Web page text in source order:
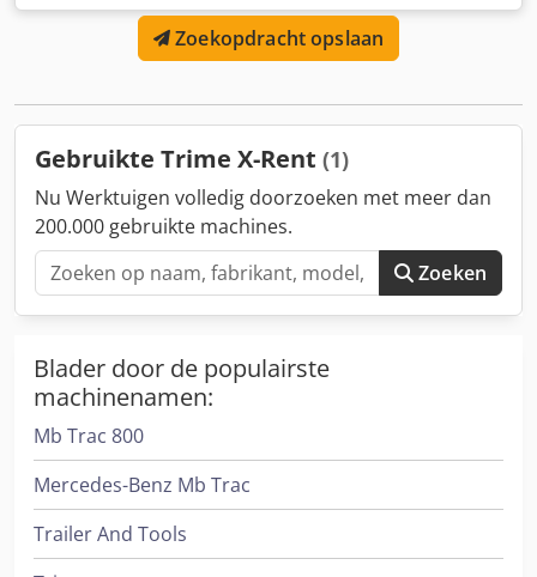
Motormerk: Kubota Brandstoftank: 110 liter Gewichten
Leeggewicht: 985 kg Dcsdeylyfcjpfx Alfsk Functioneel
Uitschuifbare opbouw: Ja CE-markering: ja Staat Algemene
staat: zeer goed Trime X-ECO LED-lichtmast Bouwjaar: 2021
985 kg Afmetingen: 254 x 139 x 242 cm Zeer goed
onderhouden voertuig, twee stuks beschikbaar.
Nederlandse registratie.
Zoekopdracht opslaan
Gebruikte Trime X-Rent (1)
Nu Werktuigen volledig doorzoeken met meer dan
200.000 gebruikte machines.
Zoeken
Blader door de populairste
machinenamen:
Mb Trac 800
Mercedes-Benz Mb Trac
Trailer And Tools